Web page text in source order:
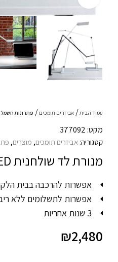
עמוד הבית אביזרים תומכים פתרונות
מקט: 377092
קטגוריה: אביזרים תומכים, מוצרים,
מנורת לד שולחנית TASK 49 LED
אפשרות להרכבה בבית
אפשרות לתשלומים ללא
3 שנות אחריות
₪2,480